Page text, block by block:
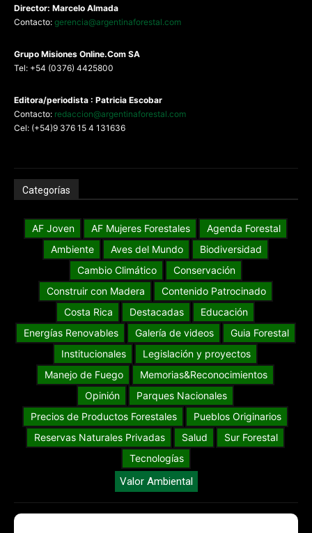
Director: Marcelo Almada
Contacto: gerencia@argentinaforestal.com
Grupo Misiones Online.Com SA
Tel: +54 (0376) 4425800
Editora/periodista : Patricia Escobar
Contacto: redaccion@argentinaforestal.com
Cel: (+54)9 376 15 4 131636
Categorías
AF Joven AF Mujeres Forestales
Agenda Forestal
Ambiente
Aves del Mundo
Biodiversidad
Cambio Climático
Conservación
Construir con Madera
Contenido Patrocinado
Costa Rica
Destacadas
Educación
Energías Renovables
Galería de videos
Guia Forestal
Institucionales
Legislación y proyectos
Manejo de Fuego
Memorias&Reconocimientos
Opinión
Parques Nacionales
Precios de Productos Forestales
Pueblos Originarios
Reservas Naturales Privadas
Salud
Sur Forestal
Tecnologías
Valor Ambiental